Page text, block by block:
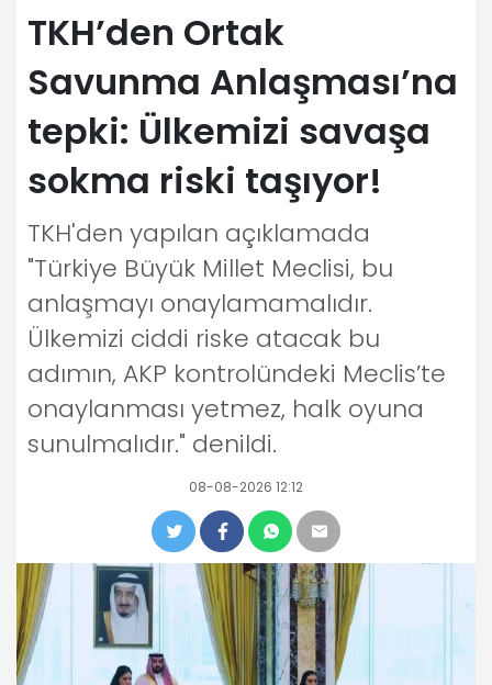
TKH’den Ortak
Savunma Anlaşması’na
tepki: Ülkemizi savaşa
sokma riski taşıyor!
TKH'den yapılan açıklamada
"Türkiye Büyük Millet Meclisi, bu
anlaşmayı onaylamamalıdır.
Ülkemizi ciddi riske atacak bu
adımın, AKP kontrolündeki Meclis’te
onaylanması yetmez, halk oyuna
sunulmalıdır." denildi.
08-08-2026 12:12